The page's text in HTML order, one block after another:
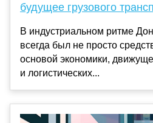
будущее грузового
В индустриальном ритме
всегда был не просто
основой экономики,
и логистических...